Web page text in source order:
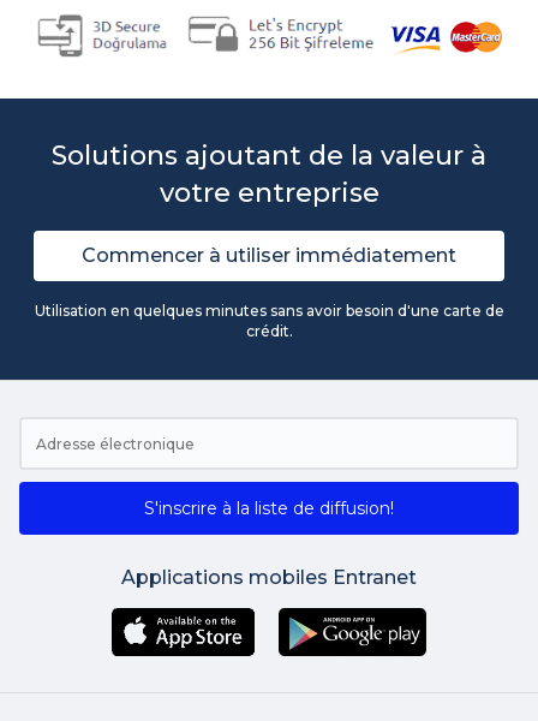
Solutions ajoutant de la valeur à
votre entreprise
Commencer à utiliser immédiatement
Utilisation en quelques minutes sans avoir besoin d'une carte de
crédit.
S'inscrire à la liste de diffusion!
Applications mobiles Entranet